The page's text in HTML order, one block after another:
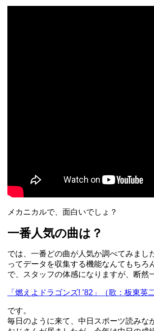
メカニカルで、面白いでしょ？
一番人気の曲は？
では、一番どの曲が人気か調べてみまし
ってデータを収集する機能なんてもちろ
で、スタッフの体感になりますが、断然
「燃えよドラゴンズ! ’82」（歌：板東英二
です。
毎日のように来て、中日スポーツ読みな